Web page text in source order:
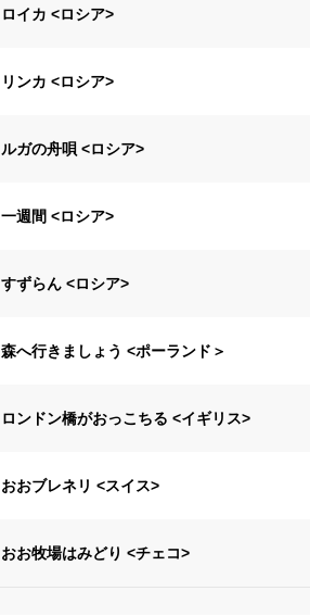
ロイカ <ロシア>
リンカ <ロシア>
ルガの舟唄 <ロシア>
一週間 <ロシア>
すずらん <ロシア>
森へ行きましょう <ポーランド＞
ロンドン橋がおっこちる <イギリス>
おおブレネリ <スイス>
おお牧場はみどり <チェコ>